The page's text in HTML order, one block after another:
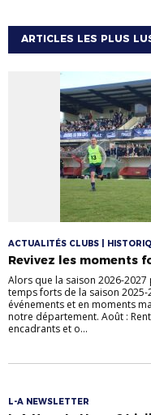
ARTICLES LES PLUS
ACTUALITÉS CLUBS |
Revivez les moments
Alors que la saison 2026-
temps forts de la saison
événements et en moments
notre département. Août :
encadrants et o...
L-A NEWSLETTER